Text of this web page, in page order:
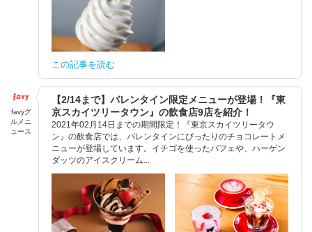
この記事を読む
favyグ
ルメニ
ュース
【2/14まで】バレンタイン限定メニューが登場！『東
京スカイツリータウン』の飲食店9店を紹介！
2021年02月14日までの期間限定！『東京スカイツリータウ
ン』の飲食店では、バレンタインにぴったりのチョコレートメ
ニューが登場しています。イチゴを使ったパフェや、ハーゲン
ダッツのアイスクリーム...